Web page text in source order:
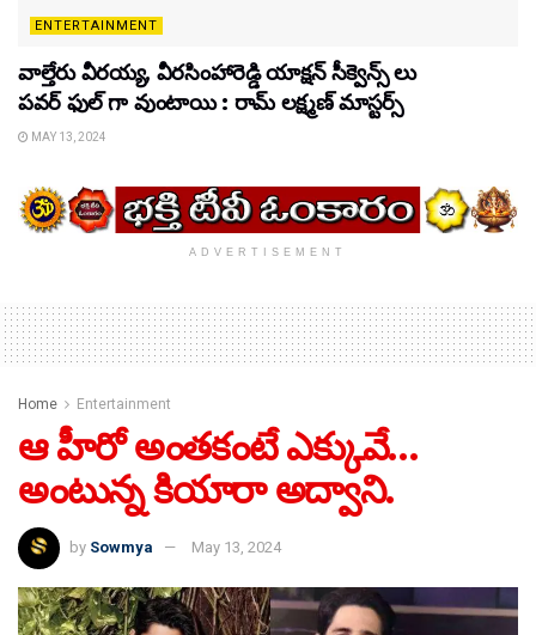
ENTERTAINMENT
వాల్తేరు వీరయ్య, వీరసింహారెడ్డి యాక్షన్ సీక్వెన్స్ లు
పవర్ ఫుల్ గా వుంటాయి : రామ్ లక్ష్మణ్ మాస్టర్స్
MAY 13, 2024
ADVERTISEMENT
Home Entertainment
ఆ హీరో అంతకంటే ఎక్కువే…
అంటున్న కియారా అద్వాని.
by Sowmya May 13, 2024